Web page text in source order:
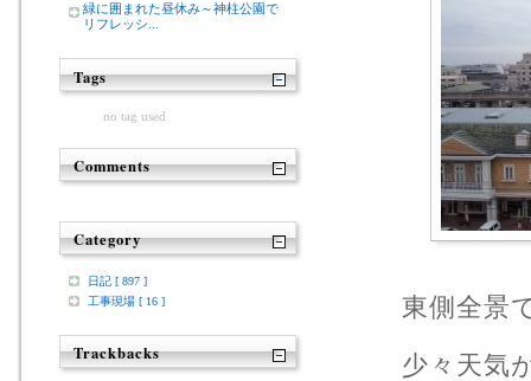
東側全景
少々天気
緑に囲まれた昼休み～神柱公園で
リフレッシ...
Tags
no tag used
Comments
Category
日記 [ 897 ]
工事現場 [ 16 ]
Trackbacks